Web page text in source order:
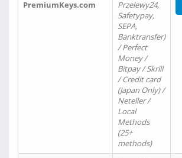
PremiumKeys.com
Przelewy24,
Safetypay,
SEPA,
Banktransfer)
/ Perfect
Money /
Bitpay / Skrill
/ Credit card
(Japan Only) /
Neteller /
Local
Methods
(25+
methods)